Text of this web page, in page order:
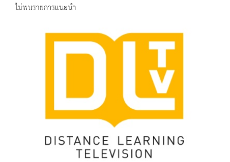
ไม่พบรายการแนะนำ